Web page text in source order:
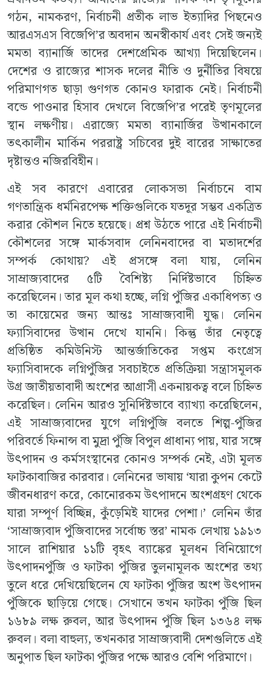
গঠন, নামকরণ, নির্বাচনী প্রতীক লাভ ইত্যাদির পিছনেও
আরএসএস বিজেপি’র অবদান অনস্বীকার্য এবং সেই জন্যই
মমতা ব্যানার্জি তাদের দেশপ্রেমিক আখ্যা দিয়েছিলেন।
দেশের ও রাজ্যের শাসক দলের নীতি ও দুর্নীতির বিষয়ে
পরিমাণগত ছাড়া গুণগত কোনও ফারাক নেই। নির্বাচনী
বন্ডে পাওনার হিসাব দেখলে বিজেপি’র পরেই তৃণমূলের
স্থান লক্ষণীয়। এরাজ্যে মমতা ব্যানার্জির উত্থানকালে
তৎকালীন মার্কিন পররাষ্ট্র সচিবের দুই বারের সাক্ষাতের
দৃষ্টান্তও নজিরবিহীন।
এই সব কারণে এবারের লোকসভা নির্বাচনে বাম
গণতান্ত্রিক ধর্মনিরপেক্ষ শক্তিগুলিকে যতদূর সম্ভব একত্রিত
করার কৌশল নিতে হয়েছে। প্রশ্ন উঠতে পারে এই নির্বাচনী
কৌশলের সঙ্গে মার্কসবাদ লেনিনবাদের বা মতাদর্শের
সম্পর্ক কোথায়? এই প্রসঙ্গে বলা যায়, লেনিন
সাম্রাজ্যবাদের ৫টি বৈশিষ্ট্য নির্দিষ্টভাবে চিহ্নিত
করেছিলেন। তার মূল কথা হচ্ছে, লগ্নি পুঁজির একাধিপত্য ও
তা কায়েমের জন্য আন্তঃ সাম্রাজ্যবাদী যুদ্ধ। লেনিন
ফ্যাসিবাদের উত্থান দেখে যাননি। কিন্তু তাঁর নেতৃত্বে
প্রতিষ্ঠিত কমিউনিস্ট আন্তর্জাতিকের সপ্তম কংগ্রেস
ফ্যাসিবাদকে লগ্নিপুঁজির সবচাইতে প্রতিক্রিয়া সন্ত্রাসমূলক
উগ্র জাতীয়তাবাদী অংশের আগ্রাসী একনায়কত্ব বলে চিহ্নিত
করেছিল। লেনিন আরও সুনির্দিষ্টভাবে ব্যাখ্যা করেছিলেন,
এই সাম্রাজ্যবাদের যুগে লগ্নিপুঁজি বলতে শিল্প-পুঁজির
পরিবর্তে ফিনান্স বা মুদ্রা পুঁজি বিপুল প্রাধান্য পায়, যার সঙ্গে
উৎপাদন ও কর্মসংস্থানের কোনও সম্পর্ক নেই, এটা মূলত
ফাটকাবাজির কারবার। লেনিনের ভাষায় ‘যারা কুপন কেটে
জীবনধারণ করে, কোনোরকম উৎপাদনে অংশগ্রহণ থেকে
যারা সম্পূর্ণ বিচ্ছিন্ন, কুঁড়েমিই যাদের পেশা।’ লেনিন তাঁর
‘সাম্রাজ্যবাদ পুঁজিবাদের সর্বোচ্চ স্তর’ নামক লেখায় ১৯১৩
সালে রাশিয়ার ১১টি বৃহৎ ব্যাঙ্কের মূলধন বিনিয়োগে
উৎপাদনপুঁজি ও ফাটকা পুঁজির তুলনামূলক অংশের তথ্য
তুলে ধরে দেখিয়েছিলেন যে ফাটকা পুঁজির অংশ উৎপাদন
পুঁজিকে ছাড়িয়ে গেছে। সেখানে তখন ফাটকা পুঁজি ছিল
১৬৮৯ লক্ষ রুবল, আর উৎপাদন পুঁজি ছিল ১৩৬৪ লক্ষ
রুবল। বলা বাহুল্য, তখনকার সাম্রাজ্যবাদী দেশগুলিতে এই
অনুপাত ছিল ফাটকা পুঁজির পক্ষে আরও বেশি পরিমাণে।